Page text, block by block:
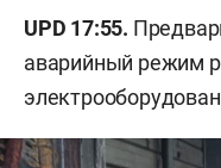
UPD 17:55.
аварийный режим